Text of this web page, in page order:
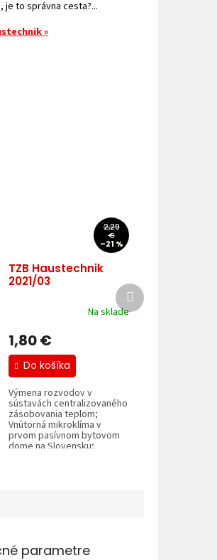
je to správna cesta?...
»
2,29
€
–21 %
TZB Haustechnik
2021/03
Na sklade
1,80 €
Do košíka
Výmena rozvodov v
sústavách centralizovaného
zásobovania teplom;
Vnútorná mikroklíma v
prvom pasívnom bytovom
dome na Slovensku;
Ďalší
produkt
parametre